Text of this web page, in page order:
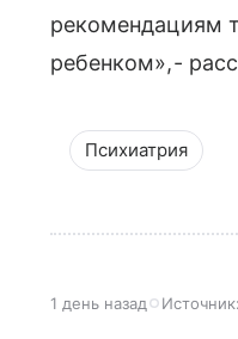
рекомендациям
ребенком»,-
Психиатрия
1 день назад Источник: